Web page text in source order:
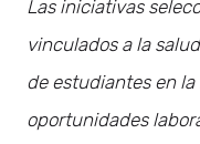
Las iniciativas
vinculados a la
de estudiantes en
oportunidades